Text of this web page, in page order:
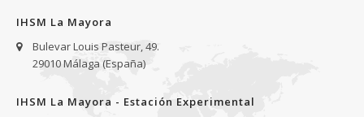
IHSM La Mayora
Bulevar Louis Pasteur, 49.
29010 Málaga (España)
IHSM La Mayora - Estación Experimental